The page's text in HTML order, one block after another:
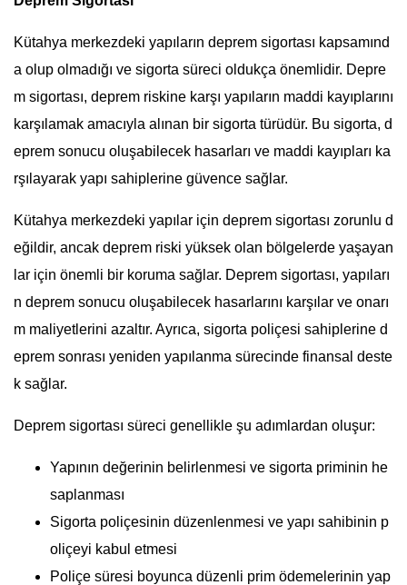
Kütahya merkezdeki yapıların deprem sigortası kapsamınd
a olup olmadığı ve sigorta süreci oldukça önemlidir. Depre
m sigortası, deprem riskine karşı yapıların maddi kayıplarını
karşılamak amacıyla alınan bir sigorta türüdür. Bu sigorta, d
eprem sonucu oluşabilecek hasarları ve maddi kayıpları ka
rşılayarak yapı sahiplerine güvence sağlar.
Kütahya merkezdeki yapılar için deprem sigortası zorunlu d
eğildir, ancak deprem riski yüksek olan bölgelerde yaşayan
lar için önemli bir koruma sağlar. Deprem sigortası, yapıları
n deprem sonucu oluşabilecek hasarlarını karşılar ve onarı
m maliyetlerini azaltır. Ayrıca, sigorta poliçesi sahiplerine d
eprem sonrası yeniden yapılanma sürecinde finansal deste
k sağlar.
Deprem sigortası süreci genellikle şu adımlardan oluşur:
Yapının değerinin belirlenmesi ve sigorta priminin he
saplanması
Sigorta poliçesinin düzenlenmesi ve yapı sahibinin p
oliçeyi kabul etmesi
Poliçe süresi boyunca düzenli prim ödemelerinin yap